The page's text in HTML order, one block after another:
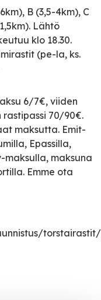
B (3,5-4km), C
Lähtö
klo 18.30.
(pe-la, ks.
6/7€, viiden
70/90€.
maksutta. Emit-
Epassilla,
maksulla, maksuna
Emme ota
torstairastit/